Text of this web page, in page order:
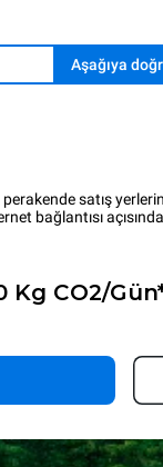
Aşağıya
perakende satış
bağlantısı
Kg CO2/